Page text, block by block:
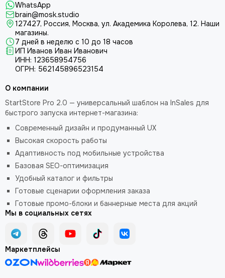
WhatsApp
brain@mosk.studio
127427, Россия, Москва, ул. Академика Королева, 12. Наши
магазины.
7 дней в неделю с 10 до 18 часов
ИП Иванов Иван Иванович
ИНН: 123658954756
ОГРН: 562145896523154
О компании
StartStore Pro 2.0 — универсальный шаблон на InSales для
быстрого запуска интернет-магазина:
Современный дизайн и продуманный UX
Высокая скорость работы
Адаптивность под мобильные устройства
Базовая SEO-оптимизация
Удобный каталог и фильтры
Готовые сценарии оформления заказа
Готовые промо-блоки и баннерные места для акций
Мы в социальных сетях
Маркетплейсы